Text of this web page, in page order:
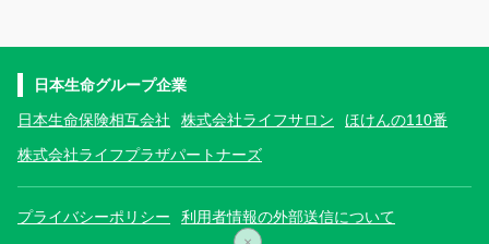
日本生命グループ企業
日本生命保険相互会社
株式会社ライフサロン
ほけんの110番
株式会社ライフプラザパートナーズ
プライバシーポリシー
利用者情報の外部送信について